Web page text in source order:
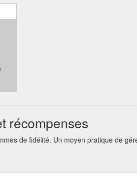
récompenses
de fidélité. Un moyen pratique de